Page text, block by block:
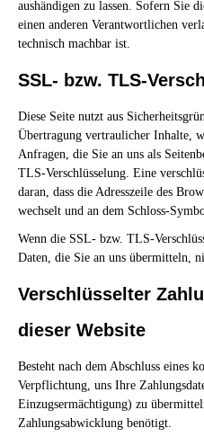
aushändigen zu lassen. Sofern Sie
einen anderen Verantwortlichen
technisch machbar ist.
SSL- bzw. TLS-
Diese Seite nutzt aus
Übertragung vertraulicher Inhalte,
Anfragen, die Sie an uns als
TLS-Verschlüsselung. Eine
daran, dass die Adresszeile des
wechselt und an dem Schloss-
Wenn die SSL- bzw. TLS-
Daten, die Sie an uns übermitteln,
Verschlüsselter
dieser Website
Besteht nach dem Abschluss eines
Verpflichtung, uns Ihre
Einzugsermächtigung) zu
Zahlungsabwicklung benötigt.